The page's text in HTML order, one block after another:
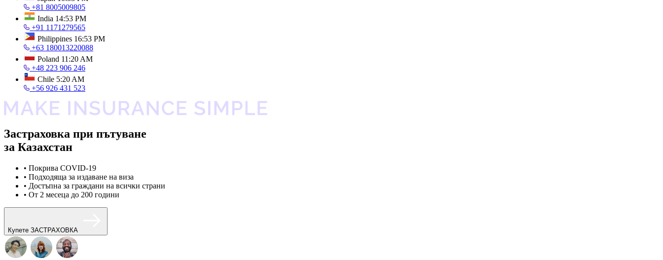
+81 8005009805
India 14:53 PM
+91 1171279565
Philippines 16:53 PM
+63 180013220088
Poland 11:20 AM
+48 223 906 246
Chile 5:20 AM
+56 926 431 523
Застраховка при пътуване
за Казахстан
• Покрива COVID-19
• Подходяща за издаване на виза
• Достъпна за граждани на всички страни
• От 2 месеца до 200 години
Купете ЗАСТРАХОВКА